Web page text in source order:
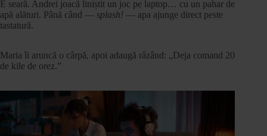
E seară. Andrei joacă liniștit un joc pe laptop… cu un pahar de
apă alături. Până când — splash! — apa ajunge direct peste
tastatură.
Maria îi aruncă o cârpă, apoi adaugă râzând: „Deja comand 20
de kile de orez.”